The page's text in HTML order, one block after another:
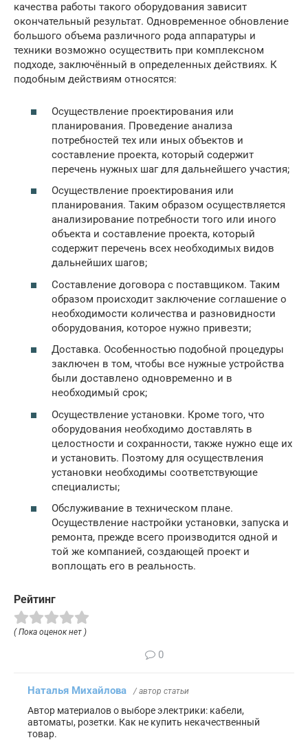
качества работы такого оборудования зависит
окончательный результат. Одновременное обновление
большого объема различного рода аппаратуры и
техники возможно осуществить при комплексном
подходе, заключённый в определенных действиях. К
подобным действиям относятся:
Осуществление проектирования или
планирования. Проведение анализа
потребностей тех или иных объектов и
составление проекта, который содержит
перечень нужных шаг для дальнейшего участия;
Осуществление проектирования или
планирования. Таким образом осуществляется
анализирование потребности того или иного
объекта и составление проекта, который
содержит перечень всех необходимых видов
дальнейших шагов;
Составление договора с поставщиком. Таким
образом происходит заключение соглашение о
необходимости количества и разновидности
оборудования, которое нужно привезти;
Доставка. Особенностью подобной процедуры
заключен в том, чтобы все нужные устройства
были доставлено одновременно и в
необходимый срок;
Осуществление установки. Кроме того, что
оборудования необходимо доставлять в
целостности и сохранности, также нужно еще их
и установить. Поэтому для осуществления
установки необходимы соответствующие
специалисты;
Обслуживание в техническом плане.
Осуществление настройки установки, запуска и
ремонта, прежде всего производится одной и
той же компанией, создающей проект и
воплощать его в реальность.
Рейтинг
( Пока оценок нет )
0
Наталья Михайлова / автор статьи
Автор материалов о выборе электрики: кабели,
автоматы, розетки. Как не купить некачественный
товар.